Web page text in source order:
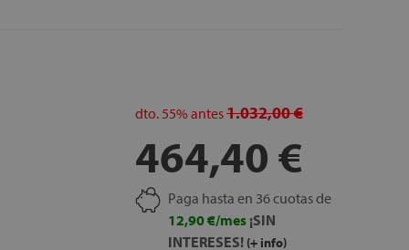
antiguo gratis.
dto. 55% antes1.032,00 €
464,40 €
Paga hasta en 36 cuotas de
12,90 €/mes ¡SIN
INTERESES! (+ info)